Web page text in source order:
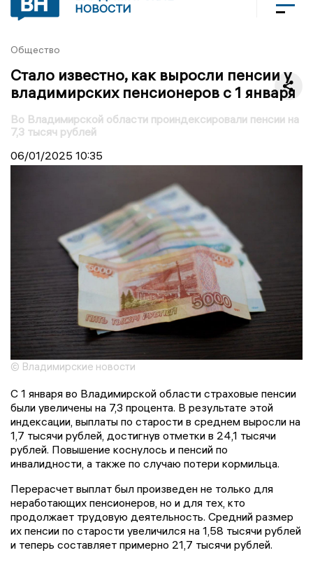
НОВОСТИ
Общество
Стало известно, как выросли пенсии у
владимирских пенсионеров с 1 января
Во Владимирской области проиндексировали пенсии на
7,3 тысяч рублей
06/01/2025 10:35
© Владимирские новости
С 1 января во Владимирской области страховые пенсии
были увеличены на 7,3 процента. В результате этой
индексации, выплаты по старости в среднем выросли на
1,7 тысячи рублей, достигнув отметки в 24,1 тысячи
рублей. Повышение коснулось и пенсий по
инвалидности, а также по случаю потери кормильца.
Перерасчет выплат был произведен не только для
неработающих пенсионеров, но и для тех, кто
продолжает трудовую деятельность. Средний размер
их пенсии по старости увеличился на 1,58 тысячи рублей
и теперь составляет примерно 21,7 тысячи рублей.